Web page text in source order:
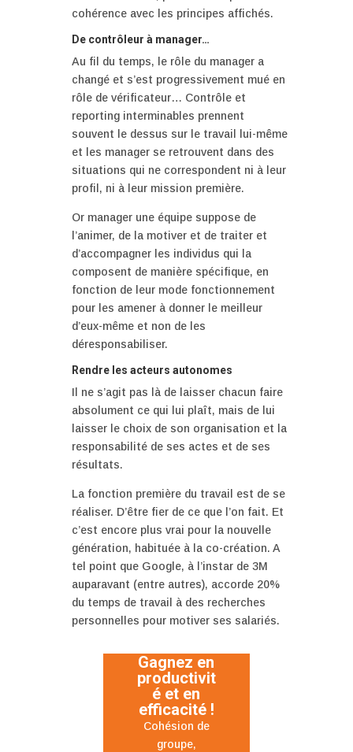
cohérence avec les principes affichés.
De contrôleur à manager…
Au fil du temps, le rôle du manager a
changé et s’est progressivement mué en
rôle de vérificateur… Contrôle et
reporting interminables prennent
souvent le dessus sur le travail lui-même
et les manager se retrouvent dans des
situations qui ne correspondent ni à leur
profil, ni à leur mission première.
Or manager une équipe suppose de
l’animer, de la motiver et de traiter et
d’accompagner les individus qui la
composent de manière spécifique, en
fonction de leur mode fonctionnement
pour les amener à donner le meilleur
d’eux-même et non de les
déresponsabiliser.
Rendre les acteurs autonomes
Il ne s’agit pas là de laisser chacun faire
absolument ce qui lui plaît, mais de lui
laisser le choix de son organisation et la
responsabilité de ses actes et de ses
résultats.
La fonction première du travail est de se
réaliser. D’être fier de ce que l’on fait. Et
c’est encore plus vrai pour la nouvelle
génération, habituée à la co-création. A
tel point que Google, à l’instar de 3M
auparavant (entre autres), accorde 20%
du temps de travail à des recherches
personnelles pour motiver ses salariés.
Gagnez en
productivit
é et en
efficacité !
Cohésion de
groupe,